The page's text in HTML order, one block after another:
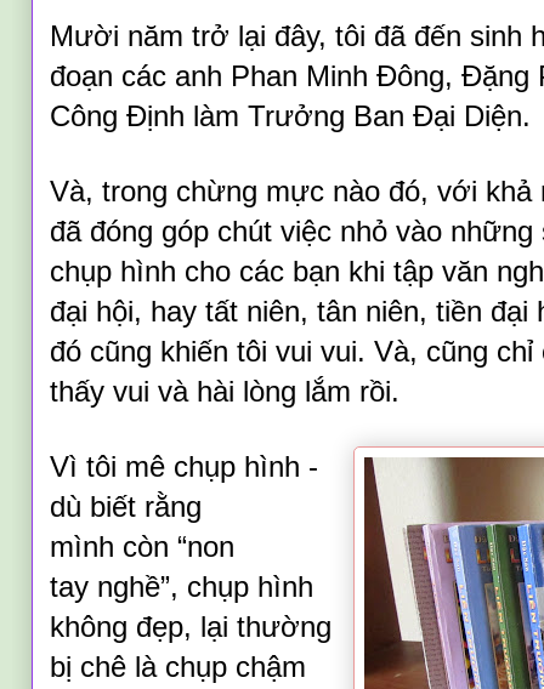
Mười năm trở lại đây, tôi đã đến sinh
đoạn các anh Phan Minh Đông, Đặng
Công Định làm Trưởng Ban Đại Diện.
Và, trong chừng mực nào đó, với khả
đã đóng góp chútviệc nhỏvào những
chụp hình cho các bạn khi tập văn
đại hội, hay tất niên, tân niên, tiền đại
đó cũng khiến tôi vui vui. Và, cũng
thấy vui và hài lòng lắm rồi.
Vì tôi mê chụp hình -
dù biết rằng
mình còn“non
tay nghề”, chụp hình
không đẹp, lại thường
bị chê là chụp chậm